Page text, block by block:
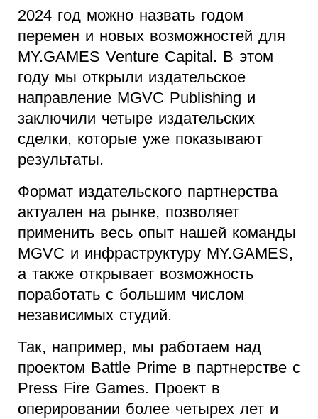
2024 год можно назвать годом
перемен и новых возможностей для
MY.GAMES Venture Capital. В этом
году мы открыли издательское
направление MGVC Publishing и
заключили четыре издательских
сделки, которые уже показывают
результаты.
Формат издательского партнерства
актуален на рынке, позволяет
применить весь опыт нашей команды
MGVC и инфраструктуру MY.GAMES,
а также открывает возможность
поработать с большим числом
независимых студий.
Так, например, мы работаем над
проектом Battle Prime в партнерстве с
Press Fire Games. Проект в
оперировании более четырех лет и